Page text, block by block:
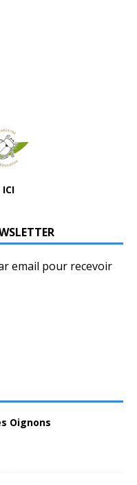
email pour recevoir
Oignons